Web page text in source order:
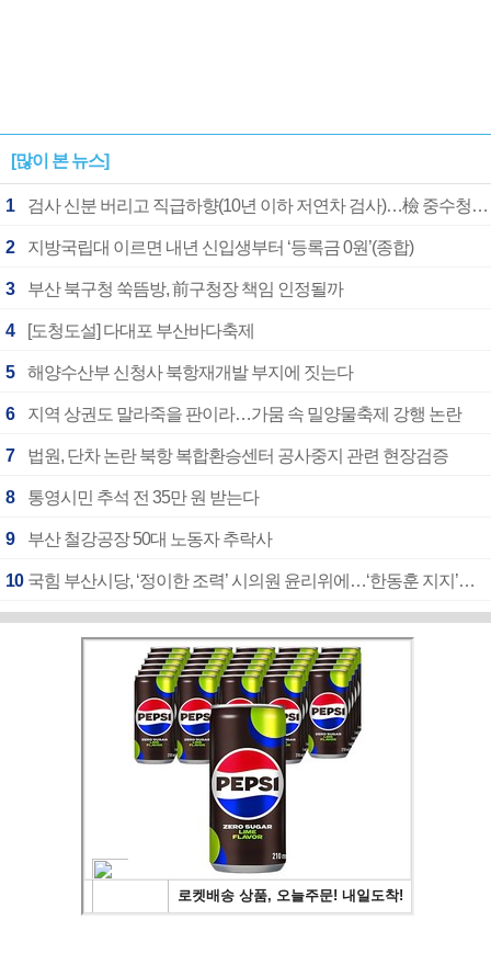
[많이 본 뉴스]
1 검사 신분 버리고 직급하향(10년 이하 저연차 검사)…檢 중수청행 기피
2 지방국립대 이르면 내년 신입생부터 ‘등록금 0원’(종합)
3 부산 북구청 쑥뜸방, 前구청장 책임 인정될까
4 [도청도설] 다대포 부산바다축제
5 해양수산부 신청사 북항재개발 부지에 짓는다
6 지역 상권도 말라죽을 판이라…가뭄 속 밀양물축제 강행 논란
7 법원, 단차 논란 북항 복합환승센터 공사중지 관련 현장검증
8 통영시민 추석 전 35만 원 받는다
9 부산 철강공장 50대 노동자 추락사
10 국힘 부산시당, ‘정이한 조력’ 시의원 윤리위에…‘한동훈 지지’도 신고접수